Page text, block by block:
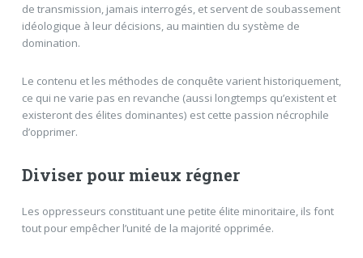
de transmission, jamais interrogés, et servent de soubassement
idéologique à leur décisions, au maintien du système de
domination.
Le contenu et les méthodes de conquête varient historiquement,
ce qui ne varie pas en revanche (aussi longtemps qu’existent et
existeront des élites dominantes) est cette passion nécrophile
d’opprimer.
Diviser pour mieux régner
Les oppresseurs constituant une petite élite minoritaire, ils font
tout pour empêcher l’unité de la majorité opprimée.